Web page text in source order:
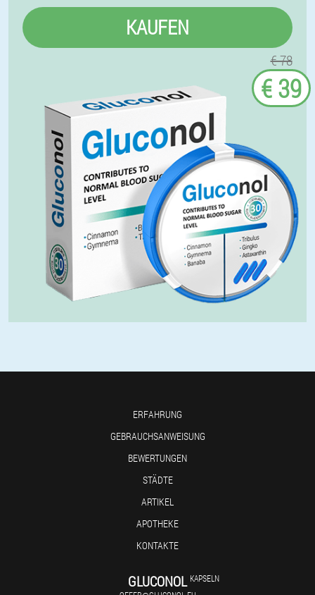
KAUFEN
€ 78
€ 39
ERFAHRUNG
GEBRAUCHSANWEISUNG
BEWERTUNGEN
STÄDTE
ARTIKEL
APOTHEKE
KONTAKTE
GLUCONOL KAPSELN